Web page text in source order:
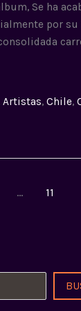
Se ha
por
Artistas, Chile,
… 11